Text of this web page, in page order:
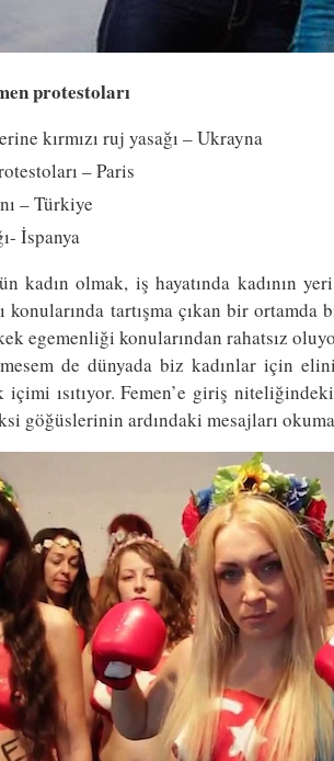
protestoları
kırmızı ruj yasağı – Ukrayna
– Paris
– Türkiye
İspanya
kadın olmak, iş hayatında kadının
konularında tartışma çıkan bir
egemenliği konularından rahatsız
de dünyada biz kadınlar için elini
ısıtıyor. Femen’e giriş
göğüslerinin ardındaki mesajları